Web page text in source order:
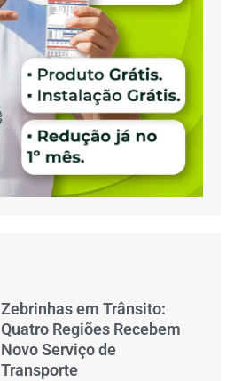
Zebrinhas em Trânsito:
Quatro Regiões Recebem
Novo Serviço de
Transporte